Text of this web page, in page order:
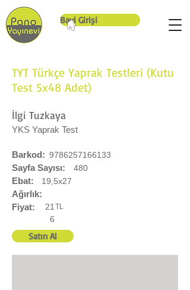
Bayi Girişi
TYT Türkçe Yaprak Testleri (Kutu
Test 5x48 Adet)
İlgi Tuzkaya
Satın Al
YKS Yaprak Test
Barkod: 9786257166133
Sayfa Sayısı: 480
Ebat: 19,5x27
Ağırlık:
Fiyat:
21
6
TL